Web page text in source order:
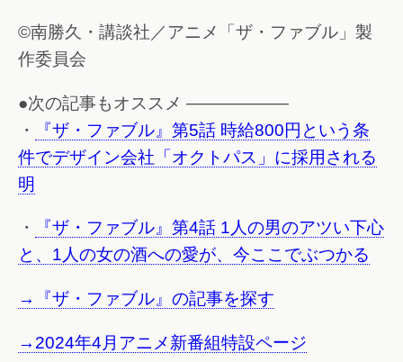
©南勝久・講談社／アニメ「ザ・ファブル」製
作委員会
●次の記事もオススメ ——————
・
『ザ・ファブル』第5話 時給800円という条
件でデザイン会社「オクトパス」に採用される
明
・
『ザ・ファブル』第4話 1人の男のアツい下心
と、1人の女の酒への愛が、今ここでぶつかる
→『ザ・ファブル』の記事を探す
→2024年4月アニメ新番組特設ページ